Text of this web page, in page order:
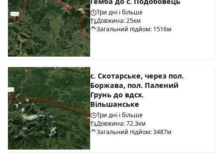
Три дні і більше
Довжина: 25км
Загальний підйом: 1516м
с. Скотарське, через пол.
Боржава, пол. Палений
Грунь до вдсх.
Вільшанське
Три дні і більше
Довжина: 72.3км
Загальний підйом: 3487м